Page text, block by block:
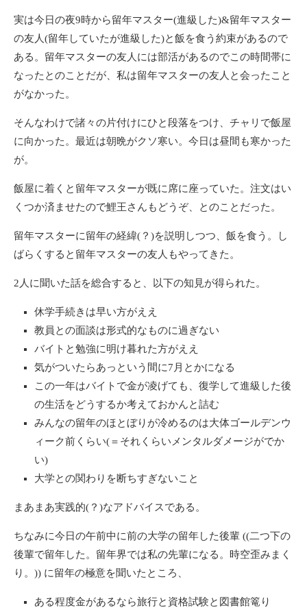
実は今日の夜9時から留年マスター(進級した)&留年マスター
の友人(留年していたが進級した)と飯を食う約束があるので
ある。留年マスターの友人には部活があるのでこの時間帯に
なったとのことだが、私は留年マスターの友人と会ったこと
がなかった。
そんなわけで諸々の片付けにひと段落をつけ、チャリで飯屋
に向かった。最近は朝晩がクソ寒い。今日は昼間も寒かった
が。
飯屋に着くと留年マスターが既に席に座っていた。注文はい
くつか済ませたので鯉王さんもどうぞ、とのことだった。
留年マスターに留年の経緯(？)を説明しつつ、飯を食う。し
ばらくすると留年マスターの友人もやってきた。
2人に聞いた話を総合すると、以下の知見が得られた。
休学手続きは早い方がええ
教員との面談は形式的なものに過ぎない
バイトと勉強に明け暮れた方がええ
気がついたらあっという間に7月とかになる
この一年はバイトで金が凌げても、復学して進級した後
の生活をどうするか考えておかんと詰む
みんなの留年のほとぼりが冷めるのは大体ゴールデンウ
ィーク前くらい(＝それくらいメンタルダメージがでか
い)
大学との関わりを断ちすぎないこと
まあまあ実践的(？)なアドバイスである。
ちなみに今日の午前中に前の大学の留年した後輩 ((二つ下の
後輩で留年した。留年界では私の先輩になる。時空歪みまく
り。)) に留年の極意を聞いたところ、
ある程度金があるなら旅行と資格試験と図書館篭り